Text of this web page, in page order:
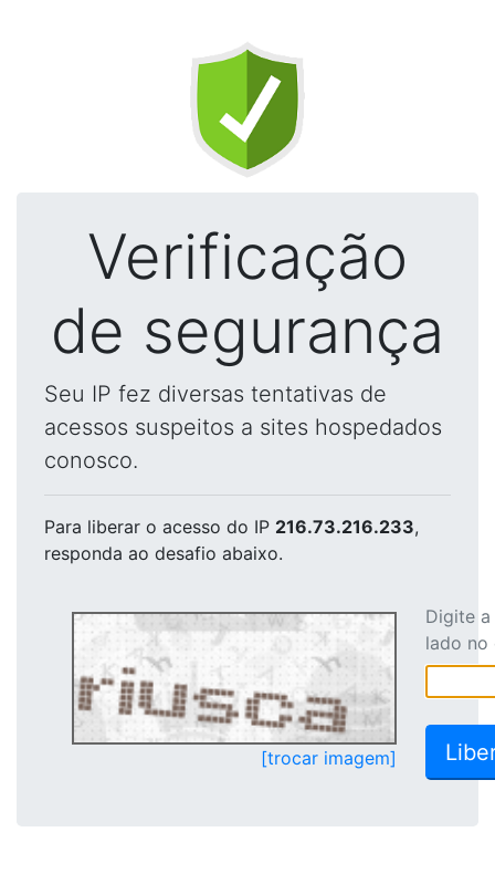
Verificação
de segurança
Seu IP fez diversas tentativas de
acessos suspeitos a sites hospedados
conosco.
Para liberar o acesso do IP 216.73.216.233,
responda ao desafio abaixo.
[trocar imagem]
Digite
lado no